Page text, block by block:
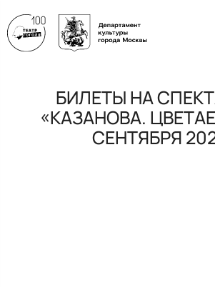
БИЛЕТЫ НА
«КАЗАНОВА.
СЕНТЯБРЯ